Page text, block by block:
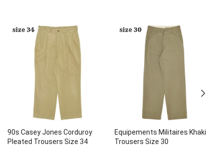
90s Casey Jones Corduroy
Pleated Trousers Size 34
Equipements Militaires Khaki
Trousers Size 30